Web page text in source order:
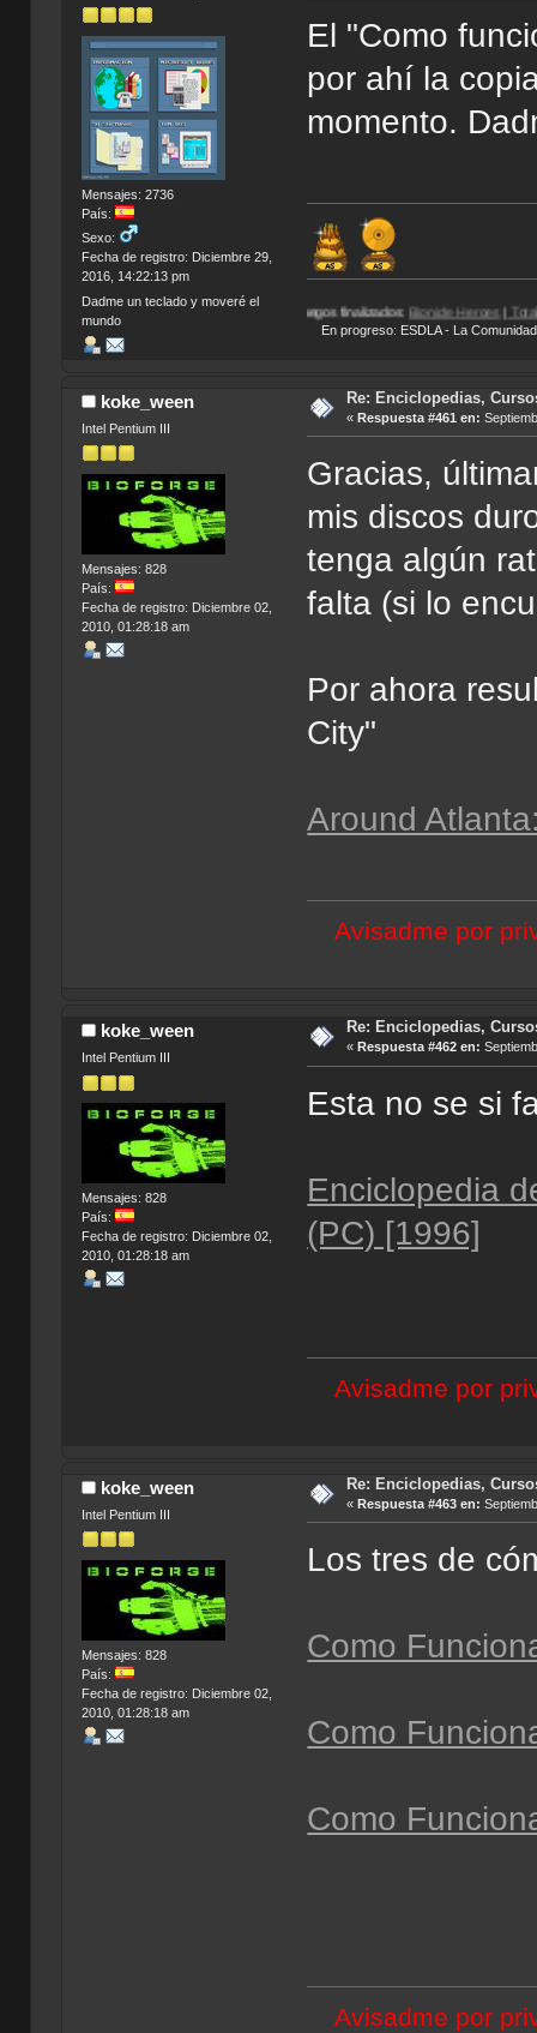
Mensajes: 2736
País:
Sexo:
Fecha de registro: Diciembre 29,
2016, 14:22:13 pm
Dadme un teclado y moveré el
mundo
El "Como
por ahí la
momento.
Juegos finalizados:Bionicle Heroes|Total Overdose|
En progreso: ESDLA - La
koke_ween
Intel Pentium III
Mensajes: 828
País:
Fecha de registro: Diciembre 02,
2010, 01:28:18 am
Re: Enciclopedias,
« Respuesta #461 en:
Gracias,
mis discos
tenga algún
falta (si lo
Por ahora
City"
Around
Avisadme por
koke_ween
Intel Pentium III
Mensajes: 828
País:
Fecha de registro: Diciembre 02,
2010, 01:28:18 am
Re: Enciclopedias,
« Respuesta #462 en:
Esta no se si
Enciclopedia
(PC) [1996]
Avisadme por
koke_ween
Intel Pentium III
Mensajes: 828
País:
Fecha de registro: Diciembre 02,
2010, 01:28:18 am
Re: Enciclopedias,
« Respuesta #463 en:
Los tres de
Como
Como
Como
Avisadme por